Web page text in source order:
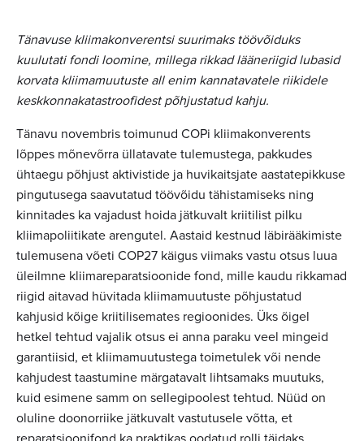
Tänavuse kliimakonverentsi suurimaks töövõiduks
kuulutati fondi loomine, millega rikkad lääneriigid lubasid
korvata kliimamuutuste all enim kannatavatele riikidele
keskkonnakatastroofidest põhjustatud kahju.
Tänavu novembris toimunud COPi kliimakonverents
lõppes mõnevõrra üllatavate tulemustega, pakkudes
ühtaegu põhjust aktivistide ja huvikaitsjate aastatepikkuse
pingutusega saavutatud töövõidu tähistamiseks ning
kinnitades ka vajadust hoida jätkuvalt kriitilist pilku
kliimapoliitikate arengutel. Aastaid kestnud läbirääkimiste
tulemusena võeti COP27 käigus viimaks vastu otsus luua
üleilmne kliimareparatsioonide fond, mille kaudu rikkamad
riigid aitavad hüvitada kliimamuutuste põhjustatud
kahjusid kõige kriitilisemates regioonides. Üks õigel
hetkel tehtud vajalik otsus ei anna paraku veel mingeid
garantiisid, et kliimamuutustega toimetulek või nende
kahjudest taastumine märgatavalt lihtsamaks muutuks,
kuid esimene samm on sellegipoolest tehtud. Nüüd on
oluline doonorriike jätkuvalt vastutusele võtta, et